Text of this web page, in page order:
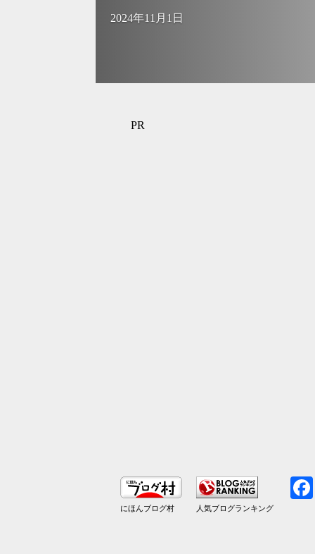
2024年11月1日
PR
にほんブログ村 人気ブログランキング